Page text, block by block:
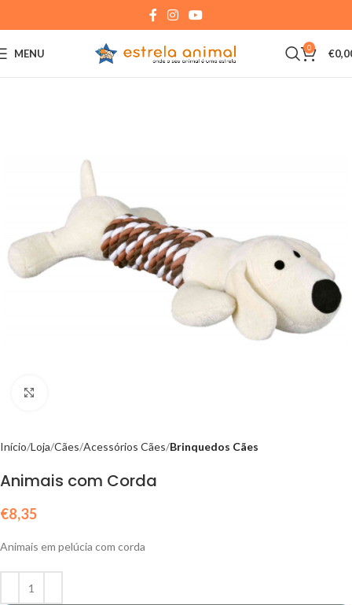
MENU 0 €
Início Loja Cães Acessórios Cães Brinquedos Cães
Animais com Corda
€8,35
Animais em pelúcia com corda